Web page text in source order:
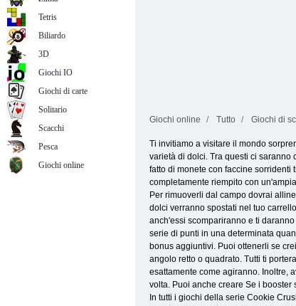
Giochi online Tutto Giochi di
Ti invitiamo a visitare il mondo
varietà di dolci. Tra questi ci saranno
fatto di monete con faccine
completamente riempito con
Per rimuoverli dal campo dovrai
dolci verranno spostati nel tuo
anch'essi scompariranno e ti
serie di punti in una determinata
bonus aggiuntivi. Puoi ottenerli se
angolo retto o quadrato. Tutti ti
esattamente come agiranno. Inoltre,
volta. Puoi anche creare Se i
In tutti i giochi della serie Cookie
Tetris
Biliardo
3D
Giochi IO
Giochi di carte
Solitario
Scacchi
Pesca
Giochi online